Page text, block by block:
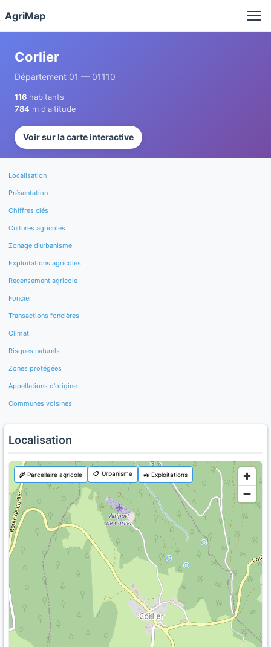
AgriMap
Corlier
Département 01 — 01110
116 habitants
784 m d'altitude
Voir sur la carte interactive
Localisation
Présentation
Chiffres clés
Cultures agricoles
Zonage d'urbanisme
Exploitations agricoles
Recensement agricole
Foncier
Transactions foncières
Climat
Risques naturels
Zones protégées
Appellations d'origine
Communes voisines
Localisation
🌾 Parcellaire agricole 📋 Urbanisme 🚜 Exploitations